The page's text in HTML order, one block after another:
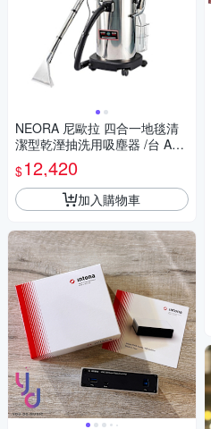
NEORA 尼歐拉 四合一地毯清
潔型乾溼抽洗用吸塵器 /台 AS-
400 SC
$12,420
加入購物車